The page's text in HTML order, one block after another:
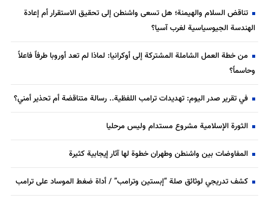
تناقض السلام والهيمنة؛ هل تسعى واشنطن إلى تحقيق الاستقرار أم إعادة
الهندسة الجيوسياسية لغرب آسيا؟
من خطة العمل الشاملة المشتركة إلى أوكرانيا: لماذا لم تعد أوروبا طرفاً فاعلاً
وحاسماً؟
في تقرير صدر اليوم: تهديدات ترامب اللفظية.. رسالة متناقضة أم تحذير أمني؟
الثورة الإسلامية مشروع مستدام وليس مرحليا
المفاوضات بين واشنطن وطهران خطوة لها آثار إيجابية كثيرة
كشف تدريجي لوثائق صلة “إبستين وترامب” / أداة ضغط الموساد على ترامب